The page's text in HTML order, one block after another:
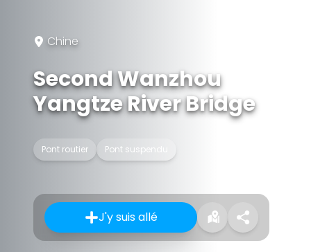
Chine
Second Wanzhou
Yangtze River Bridge
Pont routier Pont suspendu
J'y suis allé